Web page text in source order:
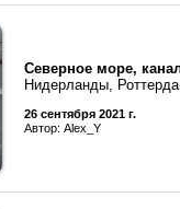
Северное море,
Нидерланды,
26 сентября 2021 г.
Автор: Alex_Y